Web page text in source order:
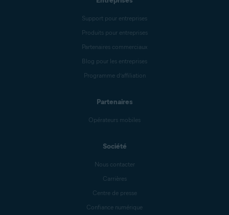
Support pour entreprises
Produits pour entreprises
Partenaires commerciaux
Blog pour les entreprises
Programme d’affiliation
Partenaires
Opérateurs mobiles
Société
Nous contacter
Carrières
Centre de presse
Confiance numérique